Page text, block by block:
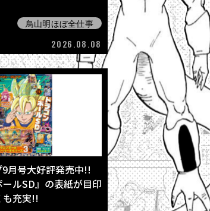
鳥山明ほぼ全仕事
2026.08.08
月号大好評発売中!!
ールSD』の表紙が目印
も充実!!